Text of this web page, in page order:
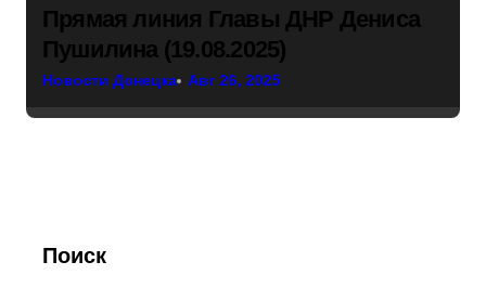
Прямая линия Главы ДНР Дениса
Пушилина (19.08.2025)
Новости Донецка Авг 26, 2025
Поиск